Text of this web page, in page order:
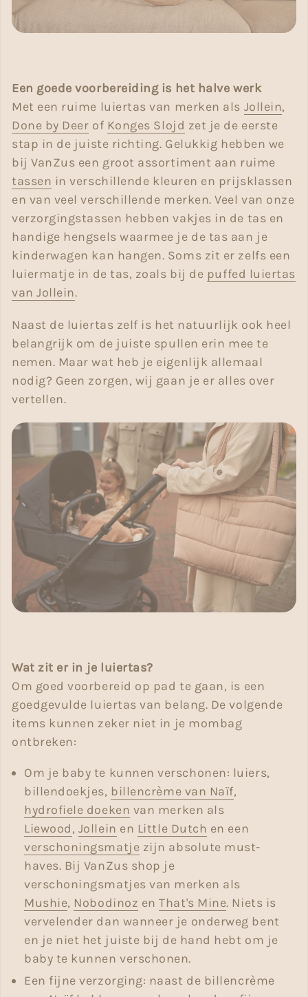
Een goede voorbereiding is het halve werk
Met een ruime luiertas van merken als Jollein,
Done by Deer of Konges Slojd zet je de eerste
stap in de juiste richting. Gelukkig hebben we
bij VanZus een groot assortiment aan ruime
tassen in verschillende kleuren en prijsklassen
en van veel verschillende merken. Veel van onze
verzorgingstassen hebben vakjes in de tas en
handige hengsels waarmee je de tas aan je
kinderwagen kan hangen. Soms zit er zelfs een
luiermatje in de tas, zoals bij de puffed luiertas
van Jollein.
Naast de luiertas zelf is het natuurlijk ook heel
belangrijk om de juiste spullen erin mee te
nemen. Maar wat heb je eigenlijk allemaal
nodig? Geen zorgen, wij gaan je er alles over
vertellen.
Wat zit er in je luiertas?
Om goed voorbereid op pad te gaan, is een
goedgevulde luiertas van belang. De volgende
items kunnen zeker niet in je mombag
ontbreken:
Om je baby te kunnen verschonen: luiers,
billendoekjes, billencrème van Naïf,
hydrofiele doeken van merken als
Liewood, Jollein en Little Dutch en een
verschoningsmatje zijn absolute must-
haves. Bij VanZus shop je
verschoningsmatjes van merken als
Mushie, Nobodinoz enThat's Mine. Niets is
vervelender dan wanneer je onderweg bent
en je niet het juiste bij de hand hebt om je
baby te kunnen verschonen.
Een fijne verzorging: naast de billencrème